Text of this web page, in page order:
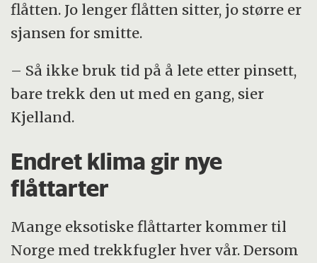
flåtten. Jo lenger flåtten sitter, jo større er
sjansen for smitte.
– Så ikke bruk tid på å lete etter pinsett,
bare trekk den ut med en gang, sier
Kjelland.
Endret klima gir nye
flåttarter
Mange eksotiske flåttarter kommer til
Norge med trekkfugler hver vår. Dersom